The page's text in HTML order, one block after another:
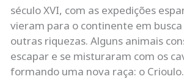
século XVI, com as expedições
vieram para o continente em
outras riquezas. Alguns animais
escapar e se misturaram com os
formando uma nova raça: o Crioulo.